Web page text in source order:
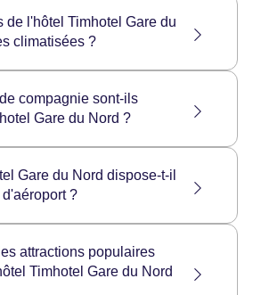
votre chambre, et le
faire un café ou un thé.
Timhotel Gare du Nord ne
minibar.
de l'hôtel Timhotel Gare du
climatisées ?
de l'hôtel Timhotel Gare
compagnie sont-ils
Gare du Nord ?
compagnie ne sont pas
Gare du Nord.
Gare du Nord dispose-t-il
?
Gare du Nord ne dispose pas
de navette mais le
charger de vous
attractions populaires
Timhotel Gare du Nord